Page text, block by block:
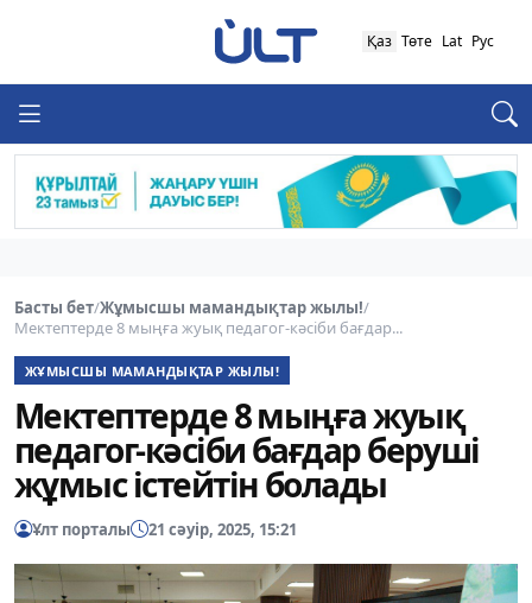
Қаз Төте Lat Рус
Басты бет/Жұмысшы мамандықтар жылы!/
Мектептерде 8 мыңға жуық педагог-кәсіби бағдар...
ЖҰМЫСШЫ МАМАНДЫҚТАР ЖЫЛЫ!
Мектептерде 8 мыңға жуық
педагог-кәсіби бағдар беруші
жұмыс істейтін болады
Ұлт порталы 21 сәуір, 2025, 15:21